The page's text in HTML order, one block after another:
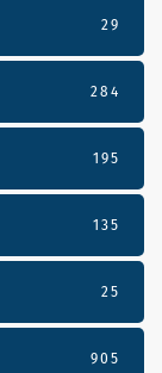
29
284
195
135
25
905